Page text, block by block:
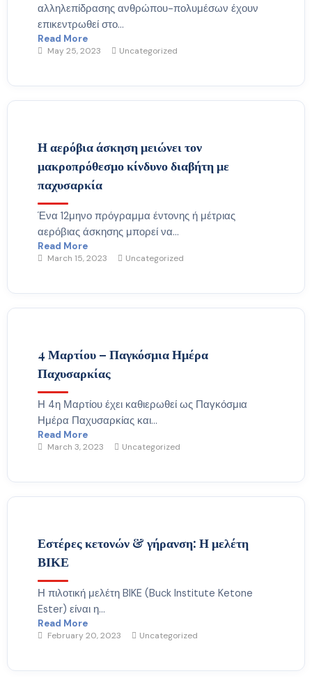
αλληλεπίδρασης ανθρώπου-πολυμέσων έχουν
επικεντρωθεί στο...
Read More
May 25, 2023 Uncategorized
Η αερόβια άσκηση μειώνει τον
μακροπρόθεσμο κίνδυνο διαβήτη με
παχυσαρκία
Ένα 12μηνο πρόγραμμα έντονης ή μέτριας
αερόβιας άσκησης μπορεί να...
Read More
March 15, 2023 Uncategorized
4 Μαρτίου – Παγκόσμια Ημέρα
Παχυσαρκίας
Η 4η Μαρτίου έχει καθιερωθεί ως Παγκόσμια
Ημέρα Παχυσαρκίας και...
Read More
March 3, 2023 Uncategorized
Εστέρες κετονών & γήρανση: Η μελέτη
ΒΙΚΕ
Η πιλοτική μελέτη BIKE (Buck Institute Ketone
Ester) είναι η...
Read More
February 20, 2023 Uncategorized